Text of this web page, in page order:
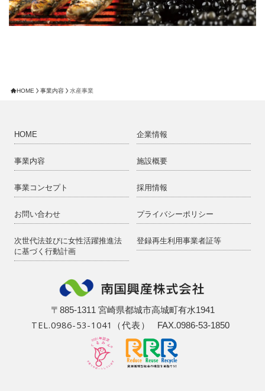
HOME 事業内容 水産事業
〒885-1311 宮崎県都城市高城町有水1941
TEL.0986-53-1041（代表） FAX.0986-53-1850
HOME 企業情報
事業内容 施設概要
事業コンセプト 採用情報
お問い合わせ プライバシーポリシー
次世代法並びに女性活躍推進法
に基づく行動計画
登録再生利用事業者証等